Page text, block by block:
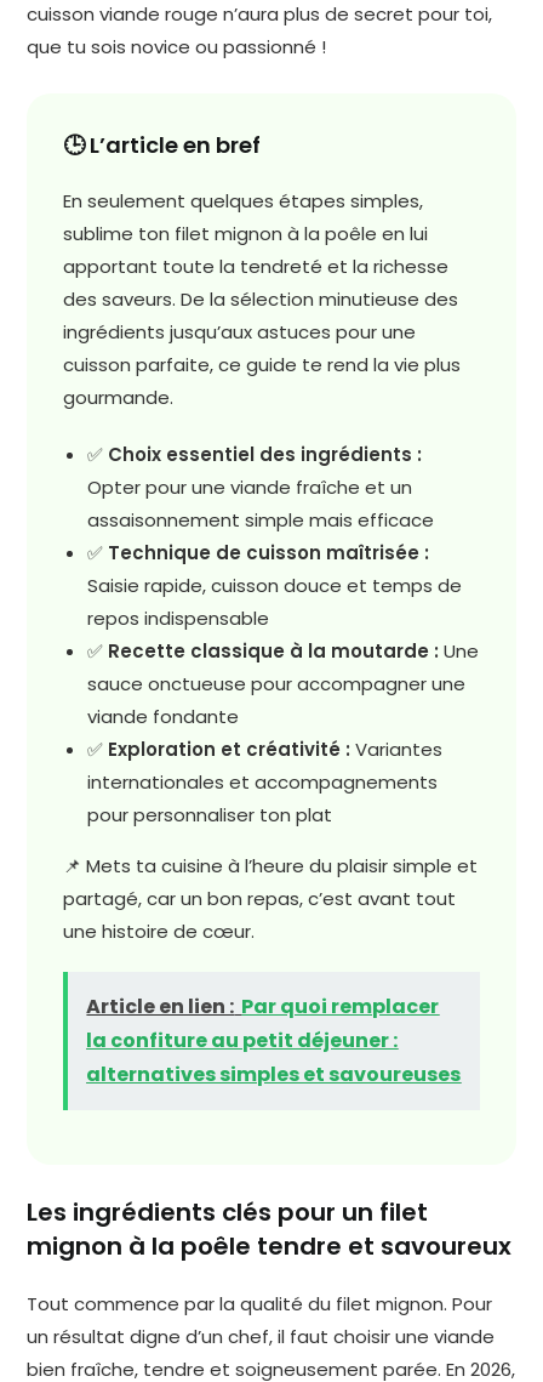
cuisson viande rouge n’aura plus de secret pour toi,
que tu sois novice ou passionné !
🕒 L’article en bref
En seulement quelques étapes simples,
sublime ton filet mignon à la poêle en lui
apportant toute la tendreté et la richesse
des saveurs. De la sélection minutieuse des
ingrédients jusqu’aux astuces pour une
cuisson parfaite, ce guide te rend la vie plus
gourmande.
✅ Choix essentiel des ingrédients :
Opter pour une viande fraîche et un
assaisonnement simple mais efficace
✅ Technique de cuisson maîtrisée :
Saisie rapide, cuisson douce et temps de
repos indispensable
✅ Recette classique à la moutarde : Une
sauce onctueuse pour accompagner une
viande fondante
✅ Exploration et créativité : Variantes
internationales et accompagnements
pour personnaliser ton plat
📌 Mets ta cuisine à l’heure du plaisir simple et
partagé, car un bon repas, c’est avant tout
une histoire de cœur.
Article en lien : Par quoi remplacer
la confiture au petit déjeuner :
alternatives simples et savoureuses
Les ingrédients clés pour un filet
mignon à la poêle tendre et savoureux
Tout commence par la qualité du filet mignon. Pour
un résultat digne d’un chef, il faut choisir une viande
bien fraîche, tendre et soigneusement parée. En 2026,